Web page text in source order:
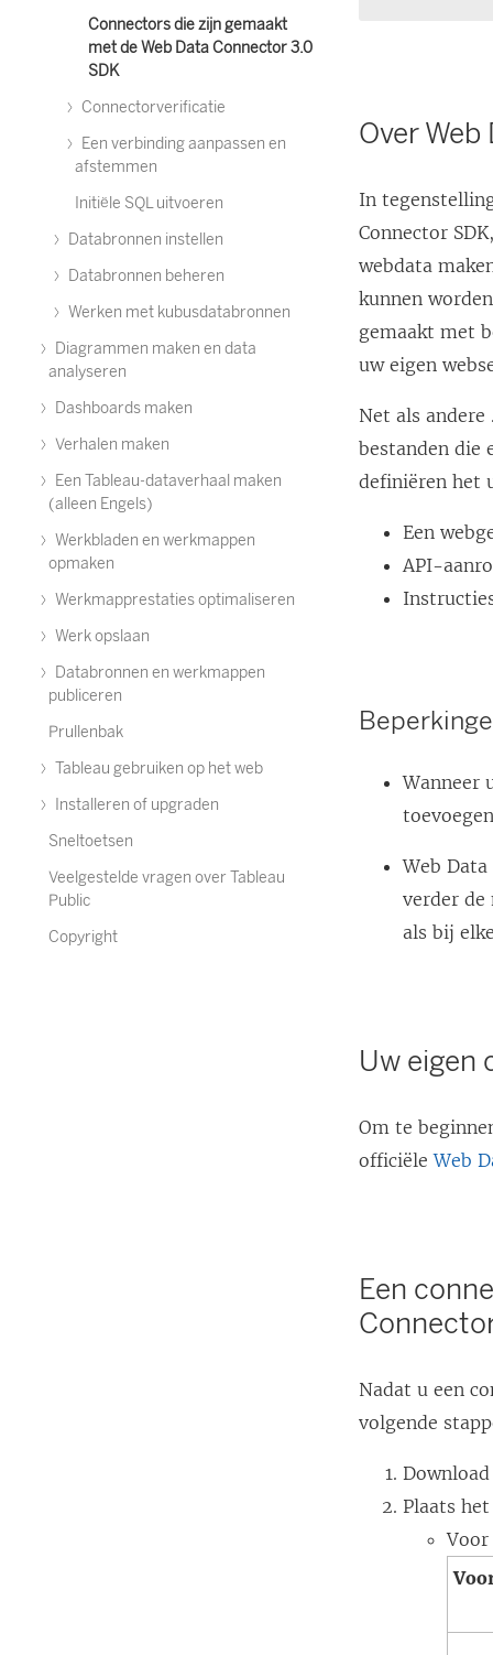
Connectors die zijn gemaakt
met de Web Data Connector 3.0
SDK
Connectorverificatie
Een verbinding aanpassen en
afstemmen
Initiële SQL uitvoeren
Databronnen instellen
Databronnen beheren
Werken met kubusdatabronnen
Diagrammen maken en data
analyseren
Dashboards maken
Verhalen maken
Een Tableau-dataverhaal maken
(alleen Engels)
Werkbladen en werkmappen
opmaken
Werkmapprestaties optimaliseren
Werk opslaan
Databronnen en werkmappen
publiceren
Prullenbak
Tableau gebruiken op het web
Installeren of upgraden
Sneltoetsen
Veelgestelde vragen over Tableau
Public
Copyright
Over
In
Connector
webdata
kunnen
gemaakt met
uw eigen
Net als
bestanden die
definiëren het
Een
API-
Wanneer
Web
verder de
als bij
Uw eigen
Om te
officiëleWeb
Een
Nadat u een
volgende
Plaats
Voor